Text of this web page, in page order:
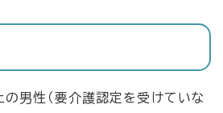
男性（要介護認定を受けていな